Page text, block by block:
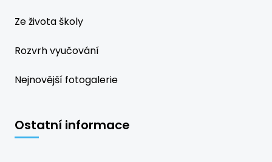
Ze života školy
Rozvrh vyučování
Nejnovější fotogalerie
Ostatní informace